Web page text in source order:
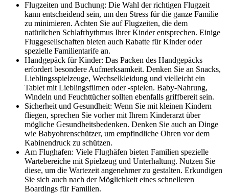
Flugzeiten und Buchung: Die Wahl der richtigen Flugzeit
kann entscheidend sein, um den Stress für die ganze Familie
zu minimieren. Achten Sie auf Flugzeiten, die dem
natürlichen Schlafrhythmus Ihrer Kinder entsprechen. Einige
Fluggesellschaften bieten auch Rabatte für Kinder oder
spezielle Familientarife an.
Handgepäck für Kinder: Das Packen des Handgepäcks
erfordert besondere Aufmerksamkeit. Denken Sie an Snacks,
Lieblingsspielzeuge, Wechselkleidung und vielleicht ein
Tablet mit Lieblingsfilmen oder -spielen. Baby-Nahrung,
Windeln und Feuchttücher sollten ebenfalls griffbereit sein.
Sicherheit und Gesundheit: Wenn Sie mit kleinen Kindern
fliegen, sprechen Sie vorher mit Ihrem Kinderarzt über
mögliche Gesundheitsbedenken. Denken Sie auch an Dinge
wie Babyohrenschützer, um empfindliche Ohren vor dem
Kabinendruck zu schützen.
Am Flughafen: Viele Flughäfen bieten Familien spezielle
Wartebereiche mit Spielzeug und Unterhaltung. Nutzen Sie
diese, um die Wartezeit angenehmer zu gestalten. Erkundigen
Sie sich auch nach der Möglichkeit eines schnelleren
Boardings für Familien.